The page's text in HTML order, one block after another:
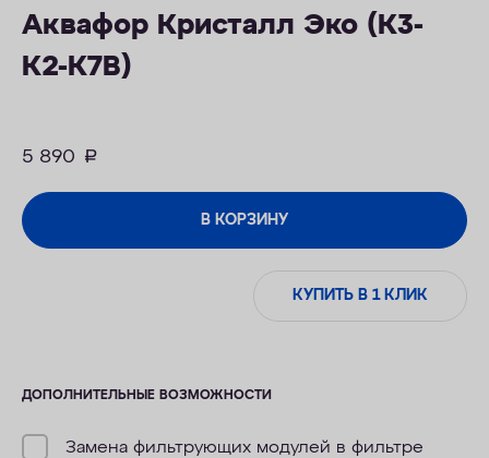
Аквафор Кристалл Эко (К3-
К2-К7В)
5 890 руб.
В КОРЗИНУ
КУПИТЬ В 1 КЛИК
ДОПОЛНИТЕЛЬНЫЕ ВОЗМОЖНОСТИ
Замена фильтрующих модулей в фильтре